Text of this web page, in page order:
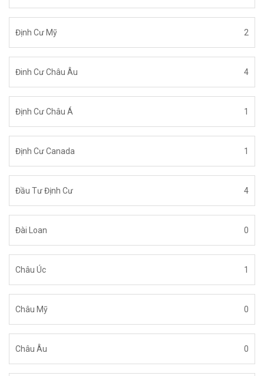
Định Cư Mỹ 2
Đinh Cư Châu Âu 4
Định Cư Châu Á 1
Định Cư Canada 1
Đầu Tư Định Cư 4
Đài Loan 0
Châu Úc 1
Châu Mỹ 0
Châu Âu 0